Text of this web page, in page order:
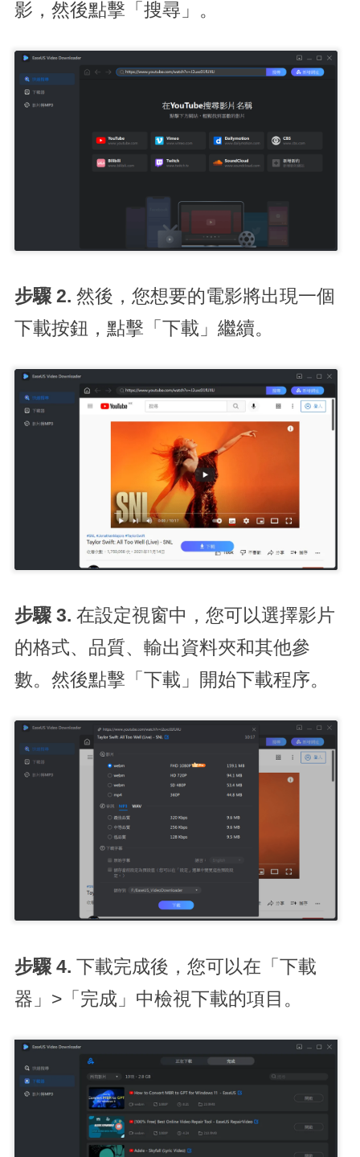
影，然後點擊「搜尋」。
步驟 2. 然後，您想要的電影將出現一個
下載按鈕，點擊「下載」繼續。
步驟 3. 在設定視窗中，您可以選擇影片
的格式、品質、輸出資料夾和其他參
數。然後點擊「下載」開始下載程序。
步驟 4. 下載完成後，您可以在「下載
器」>「完成」中檢視下載的項目。